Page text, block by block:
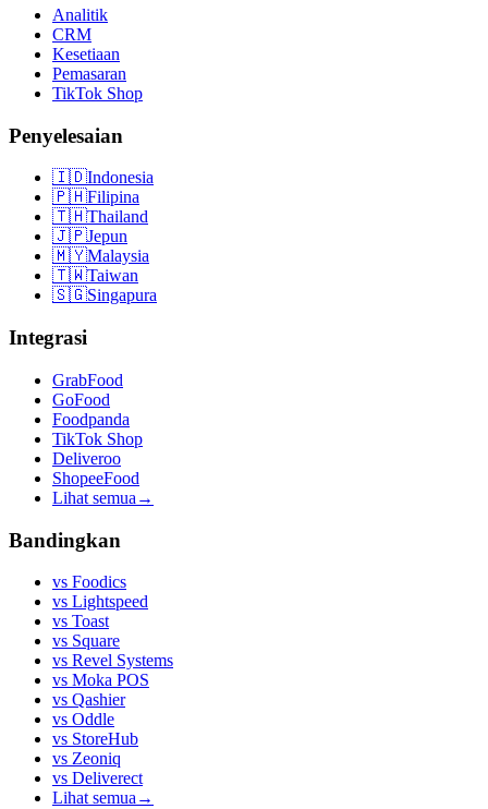
Analitik
CRM
Kesetiaan
Pemasaran
TikTok Shop
Penyelesaian
🇮🇩Indonesia
🇵🇭Filipina
🇹🇭Thailand
🇯🇵Jepun
🇲🇾Malaysia
🇹🇼Taiwan
🇸🇬Singapura
Integrasi
GrabFood
GoFood
Foodpanda
TikTok Shop
Deliveroo
ShopeeFood
Lihat semua →
Bandingkan
vs Foodics
vs Lightspeed
vs Toast
vs Square
vs Revel Systems
vs Moka POS
vs Qashier
vs Oddle
vs StoreHub
vs Zeoniq
vs Deliverect
Lihat semua →